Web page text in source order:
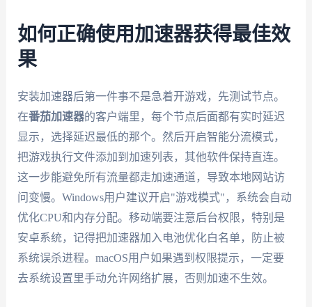
如何正确使用加速器获得最佳效
果
安装加速器后第一件事不是急着开游戏，先测试节点。
在番茄加速器的客户端里，每个节点后面都有实时延迟
显示，选择延迟最低的那个。然后开启智能分流模式，
把游戏执行文件添加到加速列表，其他软件保持直连。
这一步能避免所有流量都走加速通道，导致本地网站访
问变慢。Windows用户建议开启"游戏模式"，系统会自动
优化CPU和内存分配。移动端要注意后台权限，特别是
安卓系统，记得把加速器加入电池优化白名单，防止被
系统误杀进程。macOS用户如果遇到权限提示，一定要
去系统设置里手动允许网络扩展，否则加速不生效。